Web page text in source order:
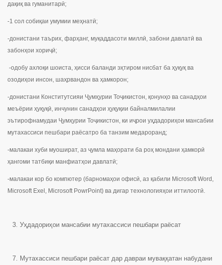
дақиқ ва гуманитарӣ;
-1 сол собиқаи умумии меҳнатӣ;
-донистани таърих, фарҳанг, муқаддасоти миллӣ, забони давлатӣ ва
забонҳои хориҷӣ;
-одобу ахлоқи шоиста, ҳисси баланди эҳтиром нисбат ба ҳуқуқ ва
озодиҳои инсон, шаҳрвандон ва ҳамкорон;
-донистани Конститутсияи Ҷумҳурии Тоҷикистон, қонунҳо ва санадҳои
меъёрии ҳуқуқӣ, инчунин санадҳои ҳуқуқии байналмилалии
эътирофнамудаи Ҷумҳурии Тоҷикистон, ки иҷрои уҳдадориҳои мансабии
мутахассиси пешбари раёсатро ба танзим медароранд;
-малакаи хуби муошират, аз ҷумла маҳорати ба роҳ мондани ҳамкорӣ
ҳангоми татбиқи манфиатҳои давлатӣ;
-малакаи кор бо компютер (барномаҳои офисӣ, аз қабили Microsoft Word,
Microsoft Exel, Microsoft PowrPoint) ва дигар технологияҳои иттилоотӣ.
Уҳдадориҳои мансабии мутахассиси пешбари раёсат
Мутахассиси пешбари раёсат дар давраи муваққатан набудани